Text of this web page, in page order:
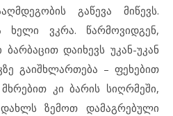
გაწევა მიწევს.
ხელი ვკრა. წარმოვიდგენ,
დაიხევს უკან-უკან
გაიშხლართება – ფეხებით
კი ბარის სიღრმეში,
ზემოთ დამაგრებული